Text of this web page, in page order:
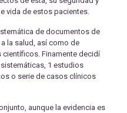
vida de estos pacientes.
de documentos de
la salud, así como de
Finamente decidí
1 estudios
o serie de casos clínicos
aunque la evidencia es